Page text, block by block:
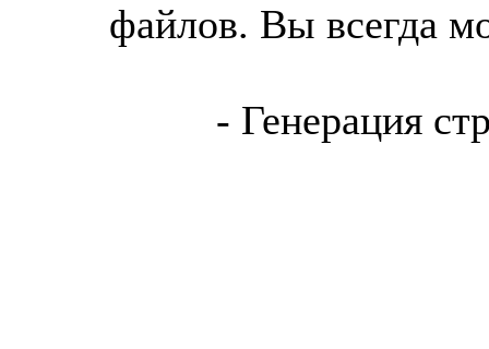
файлов. Вы всегда
- Генерация